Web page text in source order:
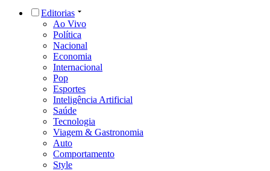
Editorias
Ao Vivo
Política
Nacional
Economia
Internacional
Pop
Esportes
Inteligência Artificial
Saúde
Tecnologia
Viagem & Gastronomia
Auto
Comportamento
Style